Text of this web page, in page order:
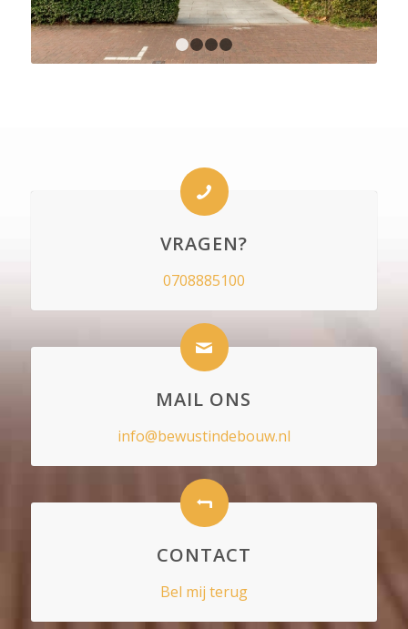
1 2
VRAGEN?
0708885100
MAIL ONS
info@bewustindebouw.nl
CONTACT
Bel mij terug